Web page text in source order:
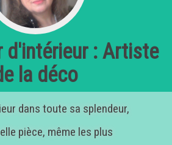
d'intérieur : Artiste
la déco
dans toute sa splendeur,
pièce, même les plus